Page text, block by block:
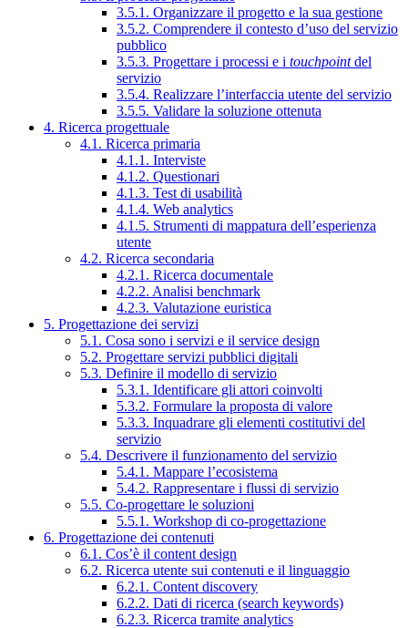
3.5.1. Organizzare il progetto e la sua gestione
3.5.2. Comprendere il contesto d’uso del servizio
pubblico
3.5.3. Progettare i processi e i touchpointdel
servizio
3.5.4. Realizzare l’interfaccia utente del servizio
3.5.5. Validare la soluzione ottenuta
4. Ricerca progettuale
4.1. Ricerca primaria
4.1.1. Interviste
4.1.2. Questionari
4.1.3. Test di usabilità
4.1.4. Web analytics
4.1.5. Strumenti di mappatura dell’esperienza
utente
4.2. Ricerca secondaria
4.2.1. Ricerca documentale
4.2.2. Analisi benchmark
4.2.3. Valutazione euristica
5. Progettazione dei servizi
5.1. Cosa sono i servizi e il service design
5.2. Progettare servizi pubblici digitali
5.3. Definire il modello di servizio
5.3.1. Identificare gli attori coinvolti
5.3.2. Formulare la proposta di valore
5.3.3. Inquadrare gli elementi costitutivi del
servizio
5.4. Descrivere il funzionamento del servizio
5.4.1. Mappare l’ecosistema
5.4.2. Rappresentare i flussi di servizio
5.5. Co-progettare le soluzioni
5.5.1. Workshop di co-progettazione
6. Progettazione dei contenuti
6.1. Cos’è il content design
6.2. Ricerca utente sui contenuti e il linguaggio
6.2.1. Content discovery
6.2.2. Dati di ricerca (search keywords)
6.2.3. Ricerca tramite analytics